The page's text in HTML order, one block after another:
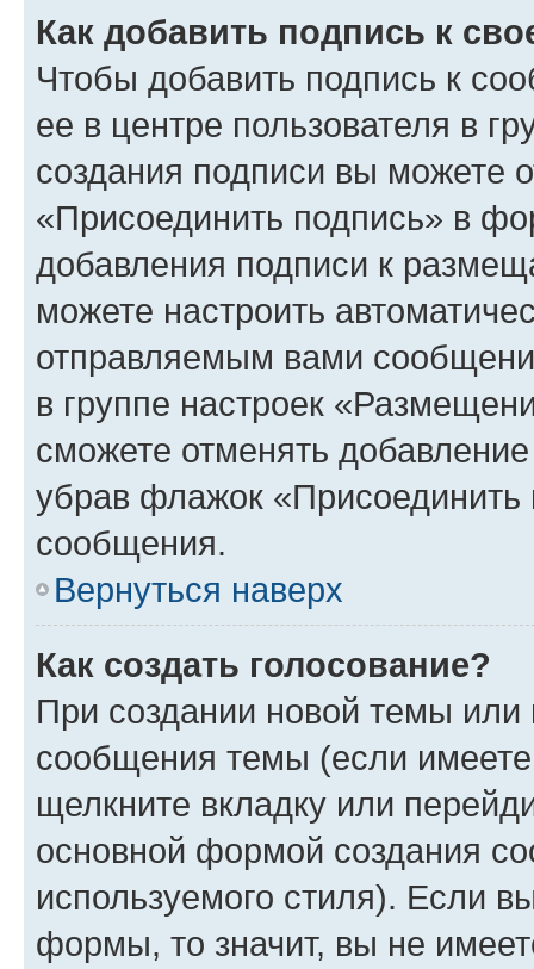
Как добавить подпись к
Чтобы добавить подпись к
ее в центре пользователя в
создания подписи вы можете
«Присоединить подпись» в
добавления подписи к
можете настроить
отправляемым вами
в группе настроек
сможете отменять
убрав флажок
сообщения.
Вернуться наверх
Как создать голосование?
При создании новой темы или
сообщения темы (если
щелкните вкладку или
основной формой создания
используемого стиля). Если
формы, то значит, вы не